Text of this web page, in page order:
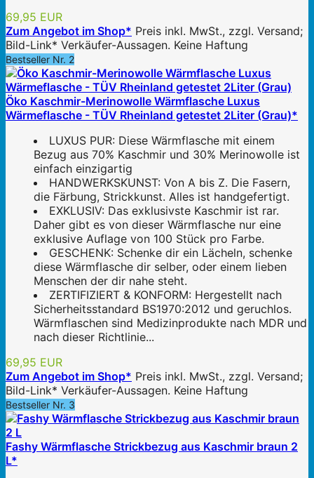
69,95 EUR
Zum Angebot im Shop* Preis inkl. MwSt., zzgl. Versand;
Bild-Link* Verkäufer-Aussagen. Keine Haftung
Bestseller Nr. 2
Öko Kaschmir-Merinowolle Wärmflasche Luxus
Wärmeflasche - TÜV Rheinland getestet 2Liter (Grau)*
LUXUS PUR: Diese Wärmflasche mit einem
Bezug aus 70% Kaschmir und 30% Merinowolle ist
einfach einzigartig
HANDWERKSKUNST: Von A bis Z. Die Fasern,
die Färbung, Strickkunst. Alles ist handgefertigt.
EXKLUSIV: Das exklusivste Kaschmir ist rar.
Daher gibt es von dieser Wärmflasche nur eine
exklusive Auflage von 100 Stück pro Farbe.
GESCHENK: Schenke dir ein Lächeln, schenke
diese Wärmflasche dir selber, oder einem lieben
Menschen der dir nahe steht.
ZERTIFIZIERT & KONFORM: Hergestellt nach
Sicherheitsstandard BS1970:2012 und geruchlos.
Wärmflaschen sind Medizinprodukte nach MDR und
nach dieser Richtlinie...
69,95 EUR
Zum Angebot im Shop* Preis inkl. MwSt., zzgl. Versand;
Bild-Link* Verkäufer-Aussagen. Keine Haftung
Bestseller Nr. 3
Fashy Wärmflasche Strickbezug aus Kaschmir braun 2
L*